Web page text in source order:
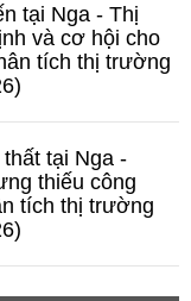
tại Nga - Thị
và cơ hội cho
tích thị trường
tại Nga -
thiếu công
tích thị trường